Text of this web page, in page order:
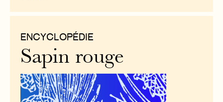
ENCYCLOPÉDIE
Sapin rouge